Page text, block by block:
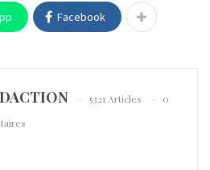
Facebook
5321 Articles
0